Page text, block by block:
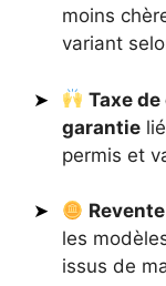
moins
variant
Taxe
garantie
permis et
Revente
les
issus de